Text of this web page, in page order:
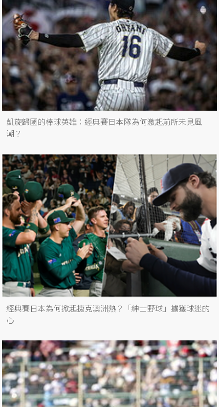
凱旋歸國的棒球英雄：經典賽日本隊為何激起前所未見風
潮？
經典賽日本為何掀起捷克澳洲熱？「紳士野球」擄獲球迷的
心